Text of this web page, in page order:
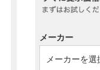
メーカー